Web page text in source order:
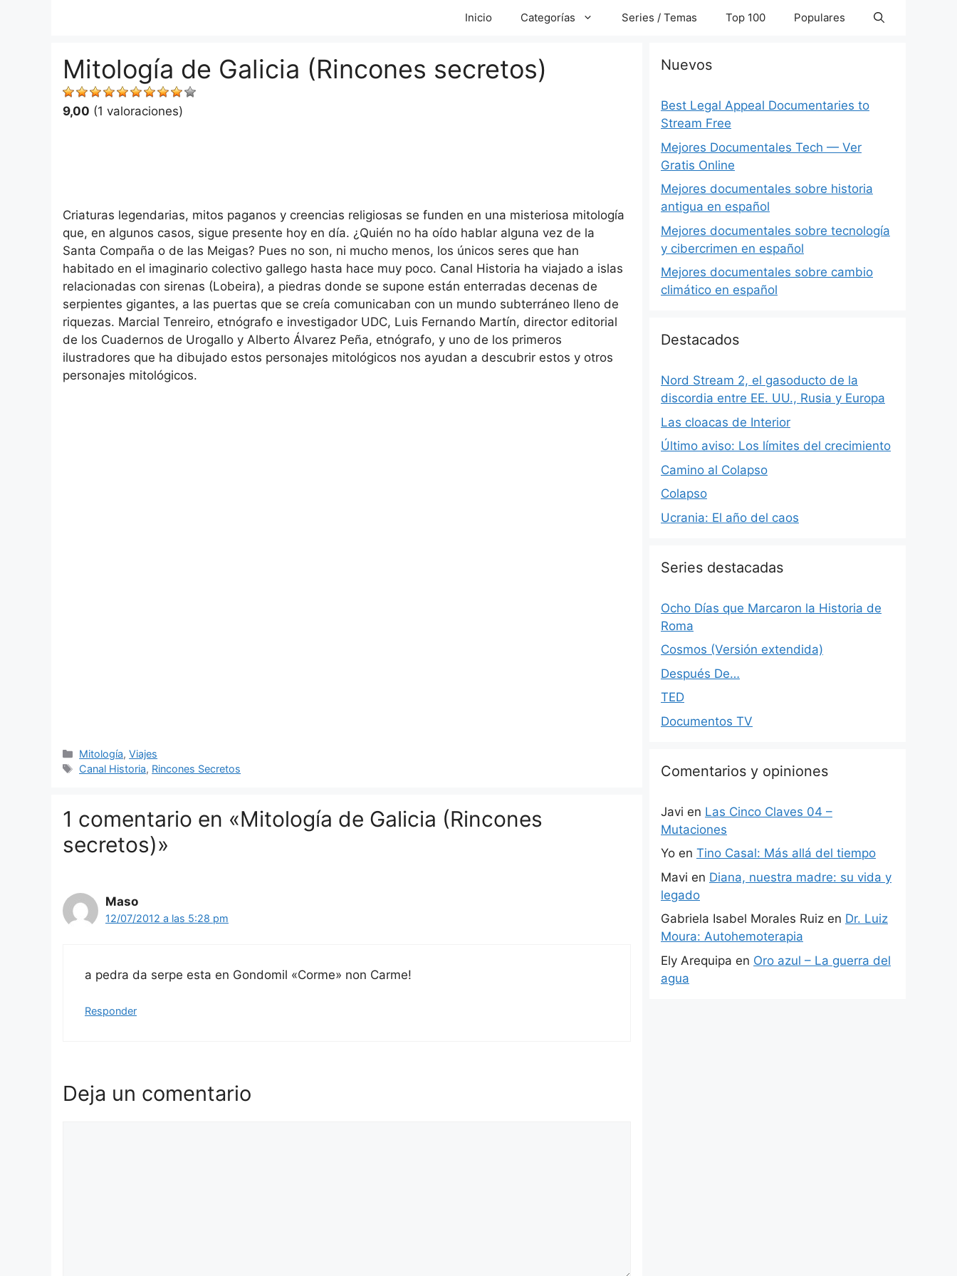
Inicio Categorías Series / Temas Top 100 Populares
Mitología de Galicia (Rincones secretos)
9,00 (1 valoraciones)
Criaturas legendarias, mitos paganos y creencias religiosas se funden en una misteriosa mitología
que, en algunos casos, sigue presente hoy en día. ¿Quién no ha oído hablar alguna vez de la
Santa Compaña o de las Meigas? Pues no son, ni mucho menos, los únicos seres que han
habitado en el imaginario colectivo gallego hasta hace muy poco. Canal Historia ha viajado a islas
relacionadas con sirenas (Lobeira), a piedras donde se supone están enterradas decenas de
serpientes gigantes, a las puertas que se creía comunicaban con un mundo subterráneo lleno de
riquezas. Marcial Tenreiro, etnógrafo e investigador UDC, Luis Fernando Martín, director editorial
de los Cuadernos de Urogallo y Alberto Álvarez Peña, etnógrafo, y uno de los primeros
ilustradores que ha dibujado estos personajes mitológicos nos ayudan a descubrir estos y otros
personajes mitológicos.
Categorías
Mitología,Viajes
Etiquetas
Canal Historia, Rincones Secretos
1 comentario en «Mitología de Galicia (Rincones
secretos)»
Maso
12/07/2012 a las 5:28 pm
a pedra da serpe esta en Gondomil «Corme» non Carme!
Responder
Deja un comentario
Nuevos
Best Legal Appeal Documentaries to
Stream Free
Mejores Documentales Tech — Ver
Gratis Online
Mejores documentales sobre historia
antigua en español
Mejores documentales sobre tecnología
y cibercrimen en español
Mejores documentales sobre cambio
climático en español
Destacados
Nord Stream 2, el gasoducto de la
discordia entre EE. UU., Rusia y Europa
Las cloacas de Interior
Último aviso: Los límites del crecimiento
Camino al Colapso
Colapso
Ucrania: El año del caos
Series destacadas
Ocho Días que Marcaron la Historia de
Roma
Cosmos (Versión extendida)
Después De…
TED
Documentos TV
Comentarios y opiniones
Javi en Las Cinco Claves 04 –
Mutaciones
Yo en Tino Casal: Más allá del tiempo
Mavi en Diana, nuestra madre: su vida y
legado
Gabriela Isabel Morales Ruiz en Dr. Luiz
Moura: Autohemoterapia
Ely Arequipa en Oro azul – La guerra del
agua